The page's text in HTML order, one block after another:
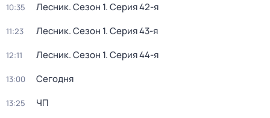
10:35 Лесник. Сезон 1. Серия 42-я
11:23 Лесник. Сезон 1. Серия 43-я
12:11 Лесник. Сезон 1. Серия 44-я
13:00 Сегодня
13:25 ЧП